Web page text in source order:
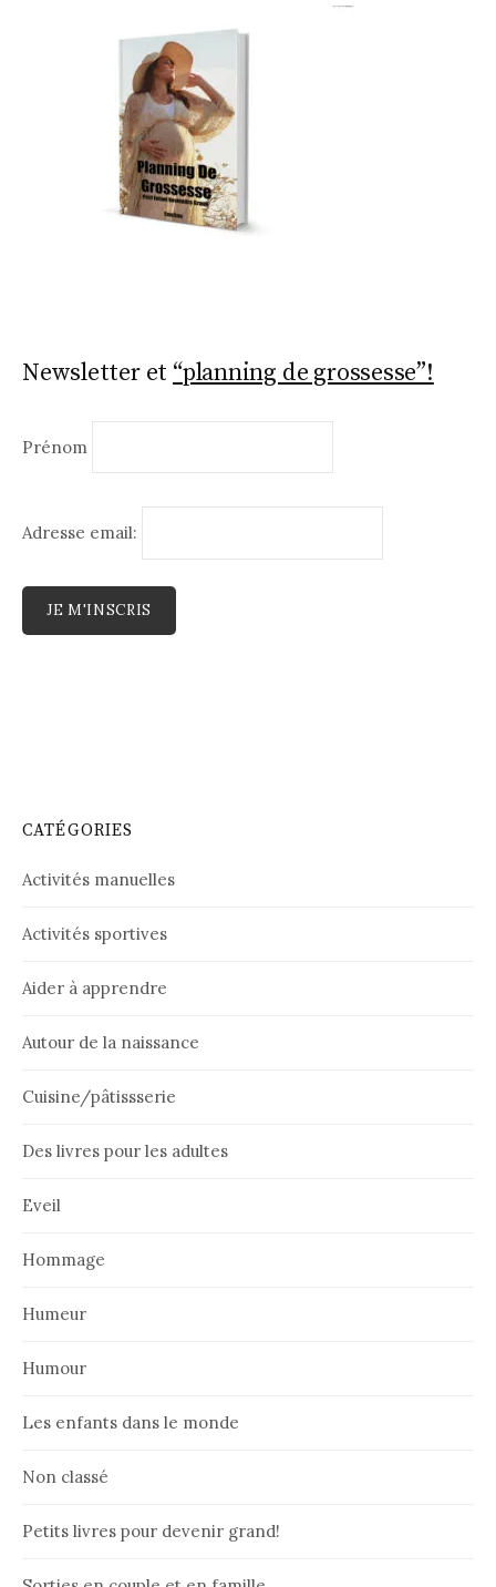
Newsletter et “planning de grossesse”!
Prénom
Adresse email:
CATÉGORIES
Activités manuelles
Activités sportives
Aider à apprendre
Autour de la naissance
Cuisine/pâtissserie
Des livres pour les adultes
Eveil
Hommage
Humeur
Humour
Les enfants dans le monde
Non classé
Petits livres pour devenir grand!